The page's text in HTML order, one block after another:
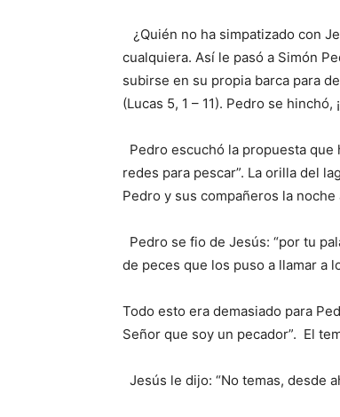
¿Quién no ha simpatizado con
cualquiera. Así le pasó a Simón
subirse en su propia barca para
(Lucas 5, 1 – 11). Pedro se hinchó,
Pedro escuchó la propuesta que
redes para pescar”. La orilla del
Pedro y sus compañeros la noche
Pedro se fio de Jesús: “por tu
de peces que los puso a llamar a
Todo esto era demasiado para
Señor que soy un pecador”. El
Jesús le dijo: “No temas, desde